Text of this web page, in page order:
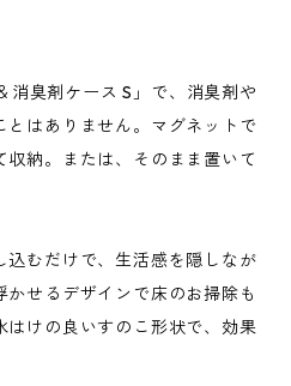
消臭剤ケース S」で、消臭剤や
とはありません。マグネットで
納。または、そのまま置いて
込むだけで、生活感を隠しなが
せるデザインで床のお掃除も
はけの良いすのこ形状で、効果